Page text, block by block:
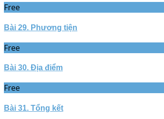
Free
Bài 29. Phương tiện
Free
Bài 30. Địa điểm
Free
Bài 31. Tổng kết